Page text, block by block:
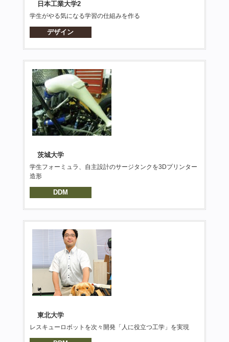
日本工業大学2
学生がやる気になる学習の仕組みを作る
デザイン
茨城大学
学生フォーミュラ、自主設計のサージタンクを3Dプリンター
造形
DDM
東北大学
レスキューロボットを次々開発「人に役立つ工学」を実現